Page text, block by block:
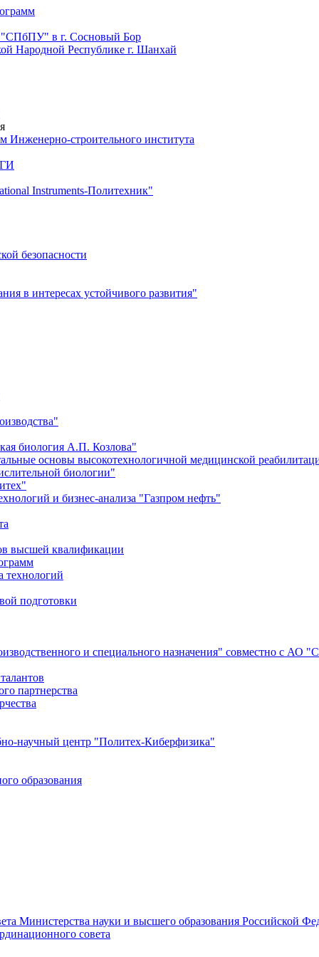
"СПбПУ" в г. Сосновый Бор
Народной Республике г. Шанхай
строительного института
Instruments-Политехник"
безопасности
в интересах устойчивого развития"
биология А.П. Козлова"
основы высокотехнологичной медицинской
биологии"
и бизнес-анализа "Газпром нефть"
высшей квалификации
технологий
подготовки
и специального назначения" совместно с
партнерства
научный центр "Политех-Киберфизика"
образования
Министерства науки и высшего образования Российской
совета